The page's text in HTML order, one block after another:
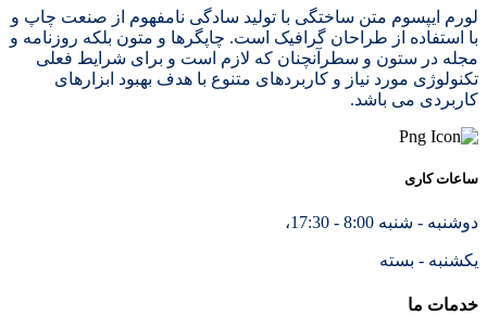
لورم ایپسوم متن ساختگی با تولید سادگی نامفهوم از صنعت چاپ و
با استفاده از طراحان گرافیک است. چاپگرها و متون بلکه روزنامه و
مجله در ستون و سطرآنچنان که لازم است و برای شرایط فعلی
تکنولوژی مورد نیاز و کاربردهای متنوع با هدف بهبود ابزارهای
کاربردی می باشد.
ساعات کاری
دوشنبه - شنبه 8:00 - 17:30،
یکشنبه - بسته
خدمات ما